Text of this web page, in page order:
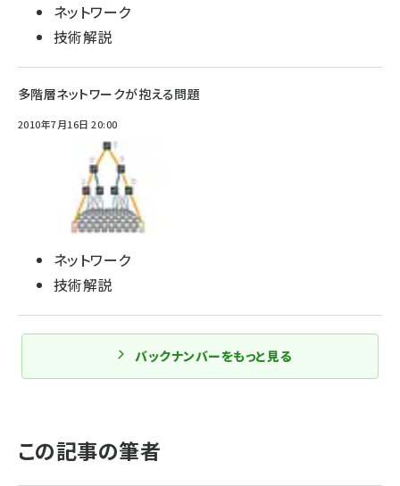
ネットワーク
技術解説
多階層ネットワークが抱える問題
2010年7月16日 20:00
ネットワーク
技術解説
バックナンバーをもっと見る
この記事の筆者